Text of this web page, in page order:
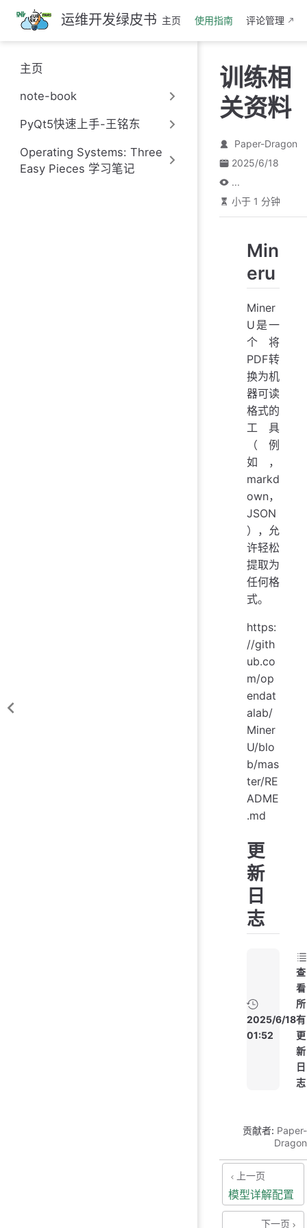
跳
至
主
要
內
运维开发绿皮书 主页 使用指南 评论管理
主页
note-book
PyQt5快速上手-王铭东
Operating Systems: Three
Easy Pieces 学习笔记
训练相
关资料
Paper-Dragon
2025/6/18
...
小于 1 分钟
Min
eru
Miner
U是一
个将
PDF转
换为机
器可读
格式的
工具
（例
如，
markd
own，
JSON
），允
许轻松
提取为
任何格
式。
https:
//gith
ub.co
m/op
endat
alab/
Miner
U/blo
b/mas
ter/RE
ADME
.md
更
新
日
志
2025/6/18
01:52
查
看
所
有
更
新
日
志
贡献者: Paper-
Dragon
上一页
模型详解配置
下一页